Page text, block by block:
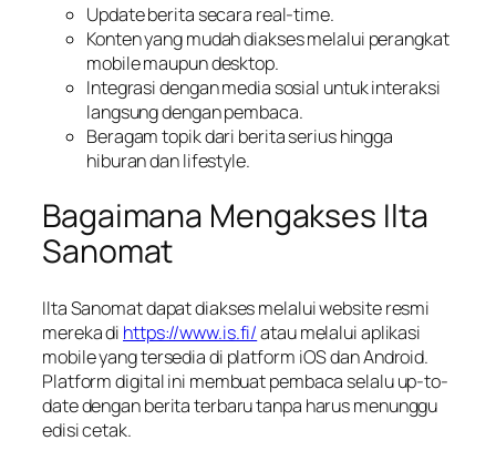
Update berita secara real-time.
Konten yang mudah diakses melalui perangkat
mobile maupun desktop.
Integrasi dengan media sosial untuk interaksi
langsung dengan pembaca.
Beragam topik dari berita serius hingga
hiburan dan lifestyle.
Bagaimana Mengakses Ilta
Sanomat
Ilta Sanomat dapat diakses melalui website resmi
mereka di https://www.is.fi/atau melalui aplikasi
mobile yang tersedia di platform iOS dan Android.
Platform digital ini membuat pembaca selalu up-to-
date dengan berita terbaru tanpa harus menunggu
edisi cetak.